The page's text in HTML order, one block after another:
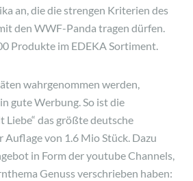
an, die die strengen Kriterien des
den WWF-Panda tragen dürfen.
Produkte im EDEKA Sortiment.
wahrgenommen werden,
gute Werbung. So ist die
das größte deutsche
Auflage von 1.6 Mio Stück. Dazu
in Form der youtube Channels,
Genuss verschrieben haben: